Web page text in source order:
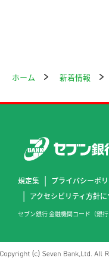
ホーム 新着情報
規定集 プライバシーポ
アクセシビリティ方針
セブン銀行 金融機関コード（銀行